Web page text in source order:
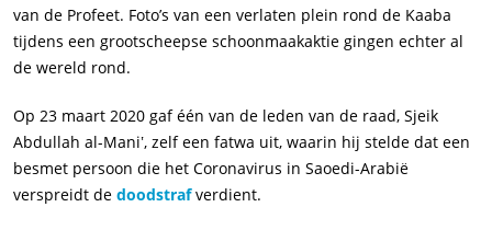
van de Profeet. Foto’s van een verlaten plein rond de Kaaba
tijdens een grootscheepse schoonmaakaktie gingen echter al
de wereld rond.
Op 23 maart 2020 gaf één van de leden van de raad, Sjeik
Abdullah al-Maniʽ, zelf een fatwa uit, waarin hij stelde dat een
besmet persoon die het Coronavirus in Saoedi-Arabië
verspreidt de doodstrafverdient.